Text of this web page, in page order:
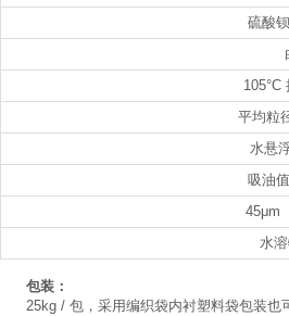
硫酸
105°C
平均粒
水悬
吸油
45μm
水
包装：
25kg / 包，采用编织袋内衬塑料袋包装也